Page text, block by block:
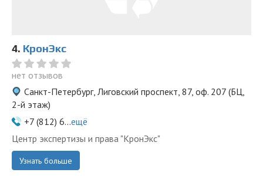
4. КронЭкс
нет отзывов
Санкт-Петербург, Лиговский проспект, 87, оф. 207 (БЦ,
2-й этаж)
+7 (812) 6...ещё
Центр экспертизы и права "КронЭкс"
Узнать больше